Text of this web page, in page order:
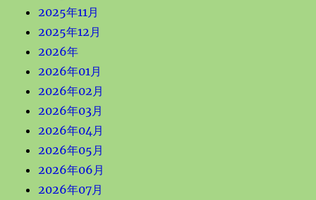
2025年11月
2025年12月
2026年
2026年01月
2026年02月
2026年03月
2026年04月
2026年05月
2026年06月
2026年07月